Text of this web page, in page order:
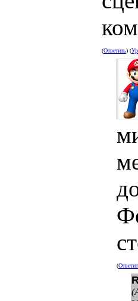
(Ответить) (
(